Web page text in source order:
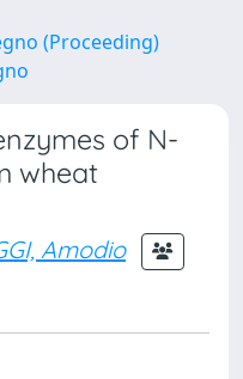
(Proceeding)
of N-
wheat
Amodio